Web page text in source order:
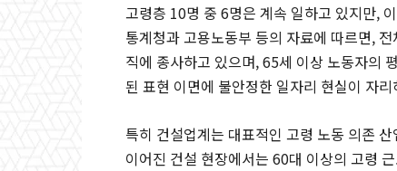
고령층 10명 중 6명은 계속 일하고 있지만,
통계청과 고용노동부 등의 자료에 따르면,
직에 종사하고 있으며, 65세 이상 노동자의
된 표현 이면에 불안정한 일자리 현실이 자
특히 건설업계는 대표적인 고령 노동 의존
이어진 건설 현장에서는 60대 이상의 고령